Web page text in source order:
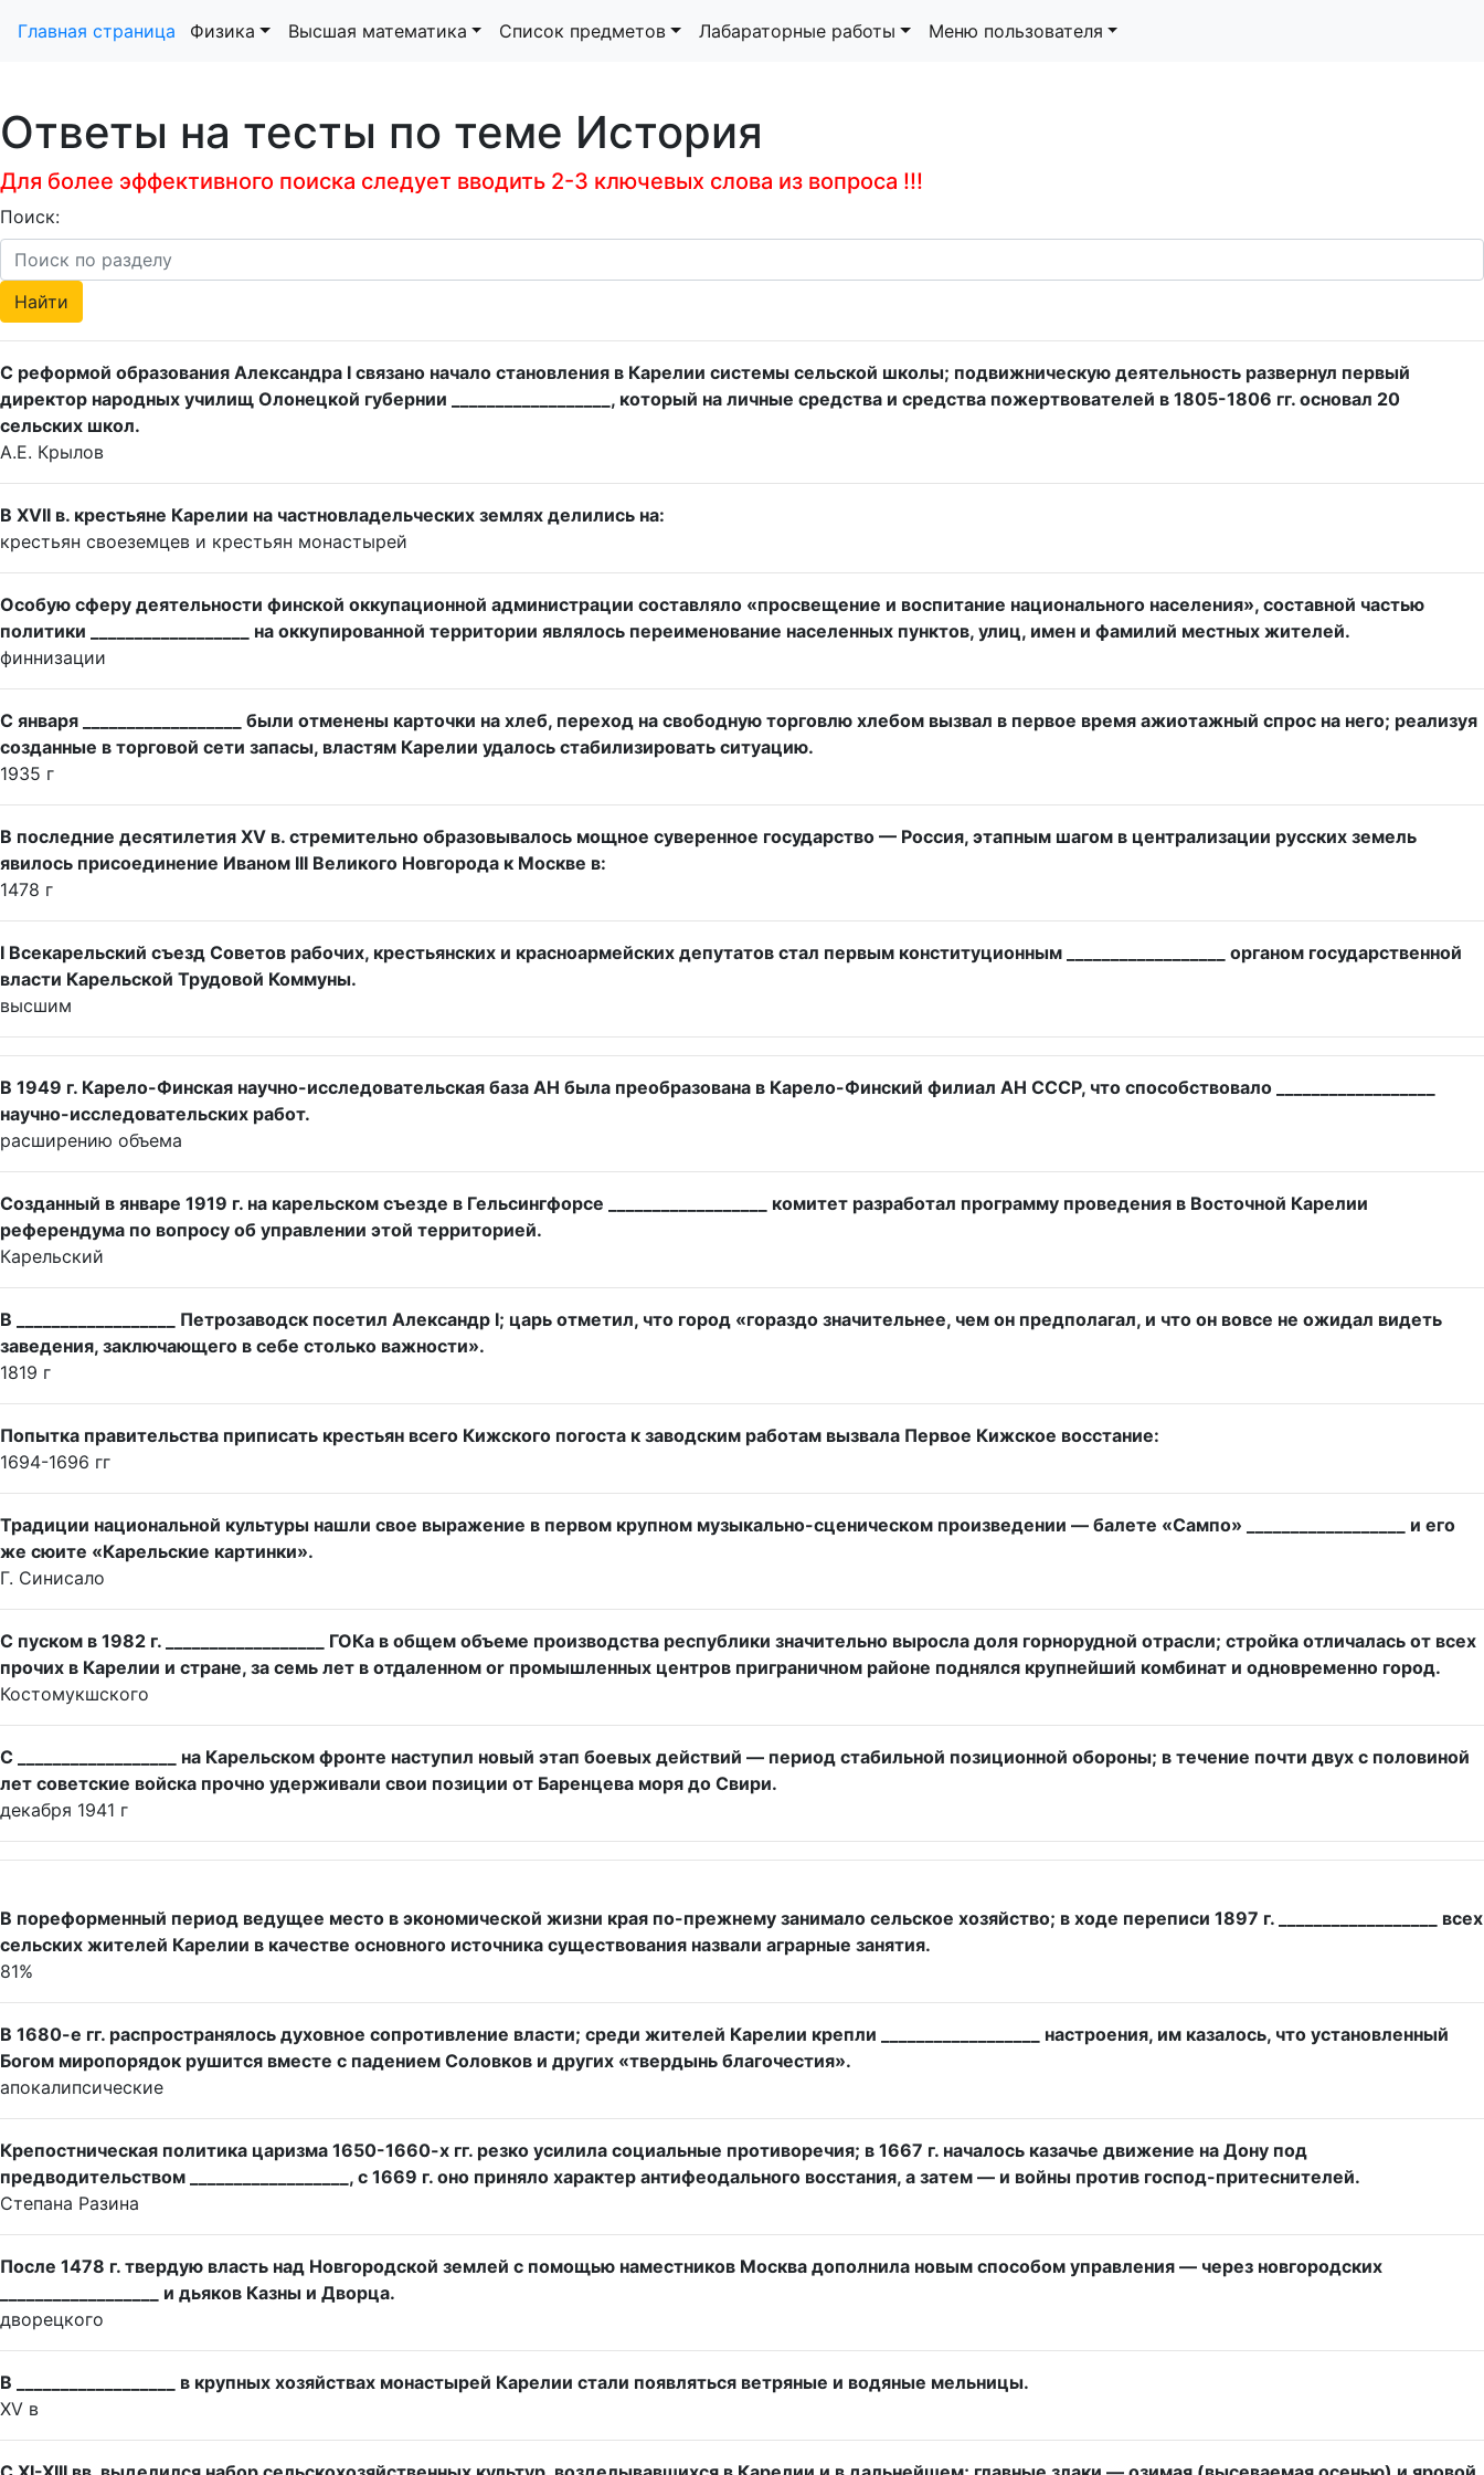
Главная страница Физика Высшая математика Список предметов Лабараторные работы Меню пользователя
Ответы на тесты по теме История
Для более эффективного поиска следует вводить 2-3 ключевых слова из вопроса !!!
Поиск:
С реформой образования Александра I связано начало становления в Карелии системы сельской школы; подвижническую деятельность развернул первый
директор народных училищ Олонецкой губернии __________________, который на личные средства и средства пожертвователей в 1805-1806 гг. основал 20
сельских школ.
А.Е. Крылов
В XVII в. крестьяне Карелии на частновладельческих землях делились на:
крестьян своеземцев и крестьян монастырей
Особую сферу деятельности финской оккупационной администрации составляло «просвещение и воспитание национального населения», составной частью
политики __________________ на оккупированной территории являлось переименование населенных пунктов, улиц, имен и фамилий местных жителей.
финнизации
С января __________________ были отменены карточки на хлеб, переход на свободную торговлю хлебом вызвал в первое время ажиотажный спрос на него; реализуя
созданные в торговой сети запасы, властям Карелии удалось стабилизировать ситуацию.
1935 г
В последние десятилетия XV в. стремительно образовывалось мощное суверенное государство — Россия, этапным шагом в централизации русских земель
явилось присоединение Иваном III Великого Новгорода к Москве в:
1478 г
I Всекарельский съезд Советов рабочих, крестьянских и красноармейских депутатов стал первым конституционным __________________ органом государственной
власти Карельской Трудовой Коммуны.
высшим
В 1949 г. Карело-Финская научно-исследовательская база АН была преобразована в Карело-Финский филиал АН СССР, что способствовало __________________
научно-исследовательских работ.
расширению объема
Созданный в январе 1919 г. на карельском съезде в Гельсингфорсе __________________ комитет разработал программу проведения в Восточной Карелии
референдума по вопросу об управлении этой территорией.
Карельский
В __________________ Петрозаводск посетил Александр I; царь отметил, что город «гораздо значительнее, чем он предполагал, и что он вовсе не ожидал видеть
заведения, заключающего в себе столько важности».
1819 г
Попытка правительства приписать крестьян всего Кижского погоста к заводским работам вызвала Первое Кижское восстание:
1694-1696 гг
Традиции национальной культуры нашли свое выражение в первом крупном музыкально-сценическом произведении — балете «Сампо» __________________ и его
же сюите «Карельские картинки».
Г. Синисало
С пуском в 1982 г. __________________ ГОКа в общем объеме производства республики значительно выросла доля горнорудной отрасли; стройка отличалась от всех
прочих в Карелии и стране, за семь лет в отдаленном or промышленных центров приграничном районе поднялся крупнейший комбинат и одновременно город.
Костомукшского
С __________________ на Карельском фронте наступил новый этап боевых действий — период стабильной позиционной обороны; в течение почти двух с половиной
лет советские войска прочно удерживали свои позиции от Баренцева моря до Свири.
декабря 1941 г
В пореформенный период ведущее место в экономической жизни края по-прежнему занимало сельское хозяйство; в ходе переписи 1897 г. __________________ всех
сельских жителей Карелии в качестве основного источника существования назвали аграрные занятия.
81%
В 1680-е гг. распространялось духовное сопротивление власти; среди жителей Карелии крепли __________________ настроения, им казалось, что установленный
Богом миропорядок рушится вместе с падением Соловков и других «твердынь благочестия».
апокалипсические
Крепостническая политика царизма 1650-1660-х гг. резко усилила социальные противоречия; в 1667 г. началось казачье движение на Дону под
предводительством __________________, с 1669 г. оно приняло характер антифеодального восстания, а затем — и войны против господ-притеснителей.
Степана Разина
После 1478 г. твердую власть над Новгородской землей с помощью наместников Москва дополнила новым способом управления — через новгородских
__________________ и дьяков Казны и Дворца.
дворецкого
В __________________ в крупных хозяйствах монастырей Карелии стали появляться ветряные и водяные мельницы.
XV в